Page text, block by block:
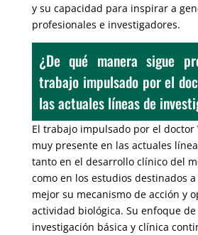
y su capacidad para inspirar a
profesionales e investigadores.
¿De qué manera sigue
trabajo impulsado por el
las actuales líneas de
El trabajo impulsado por el doctor
muy presente en las actuales
tanto en el desarrollo clínico del
como en los estudios destinados
mejor su mecanismo de acción y
actividad biológica. Su enfoque
investigación básica y clínica